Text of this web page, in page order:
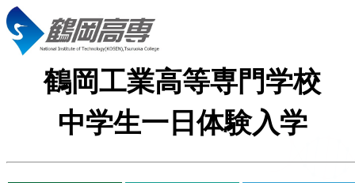
鶴岡工業高等専門学校
中学生一日体験入学